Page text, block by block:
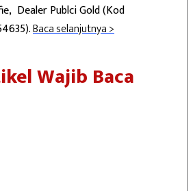
Dealer Publci Gold (Kod
Baca selanjutnya >
Wajib Baca